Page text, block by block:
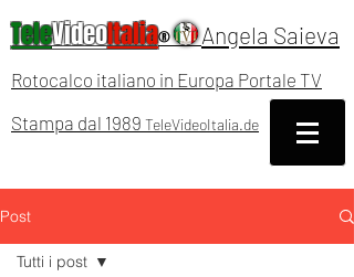
TeleVideoItalia® Angela Saieva
Rotocalco italiano in Europa Portale TV
Stampa dal 1989 TeleVideoItalia.de
Post
Tutti i post